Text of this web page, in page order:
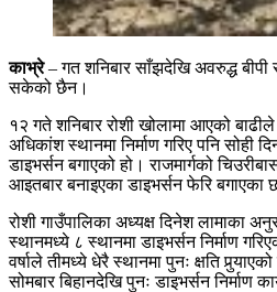
काभ्रे– गत शनिबार साँझदेखि अवरुद्ध
सकेको छैन।
१२ गते शनिबार रोशी खोलामा आएको
अधिकांश स्थानमा निर्माण गरिए पनि सोही
डाइभर्सन बगाएको हो। राजमार्गको
आइतबार बनाइएका डाइभर्सन फेरि बगाएका
रोशी गाउँपालिका अध्यक्ष दिनेश लामाका
स्थानमध्ये ८ स्थानमा डाइभर्सन निर्माण
वर्षाले तीमध्ये धेरै स्थानमा पुनः क्षति
सोमबार बिहानदेखि पुनः डाइभर्सन निर्माण